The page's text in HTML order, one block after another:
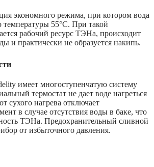
экономного режима, при котором вода
температуры 55°С. При такой
рабочий ресурс ТЭНа, происходит
и практически не образуется накипь.
имеет многоступенчатую систему
термостат не дает воде нагреться
сухого нагрева отключает
в случае отсутствия воды в баке, что
ТЭНа. Предохранительный сливной
от избыточного давления.